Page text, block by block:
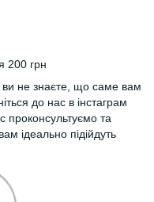
200 грн
ви не знаєте, що саме вам
до нас в інстаграм
проконсультуємо та
ідеально підійдуть